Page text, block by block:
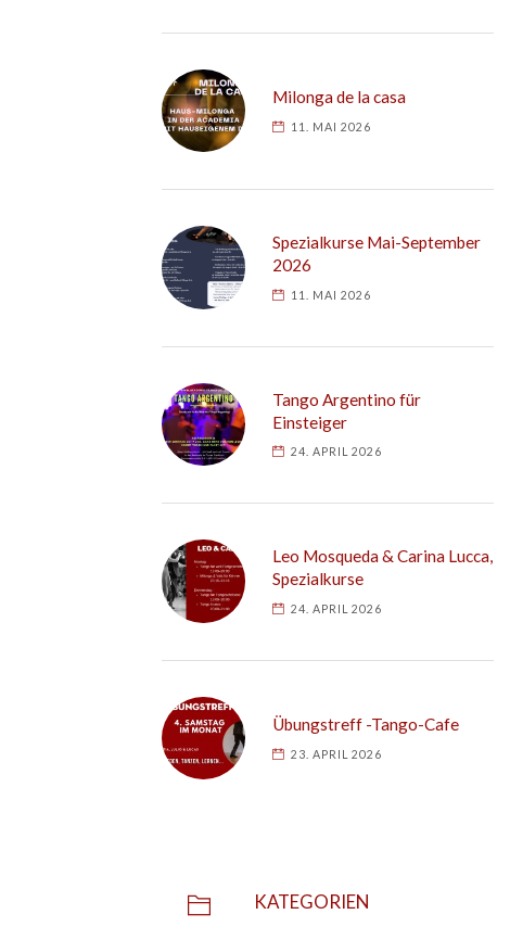
Milonga de la casa
11. MAI 2026
Spezialkurse Mai-September
2026
11. MAI 2026
Tango Argentino für
Einsteiger
24. APRIL 2026
Leo Mosqueda & Carina Lucca,
Spezialkurse
24. APRIL 2026
Übungstreff -Tango-Cafe
23. APRIL 2026
KATEGORIEN